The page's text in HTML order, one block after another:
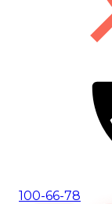
100-66-78